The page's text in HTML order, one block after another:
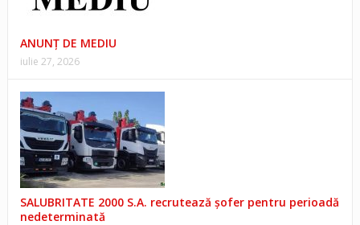
ANUNŢ DE MEDIU
iulie 27, 2026
SALUBRITATE 2000 S.A. recrutează șofer pentru perioadă
nedeterminată